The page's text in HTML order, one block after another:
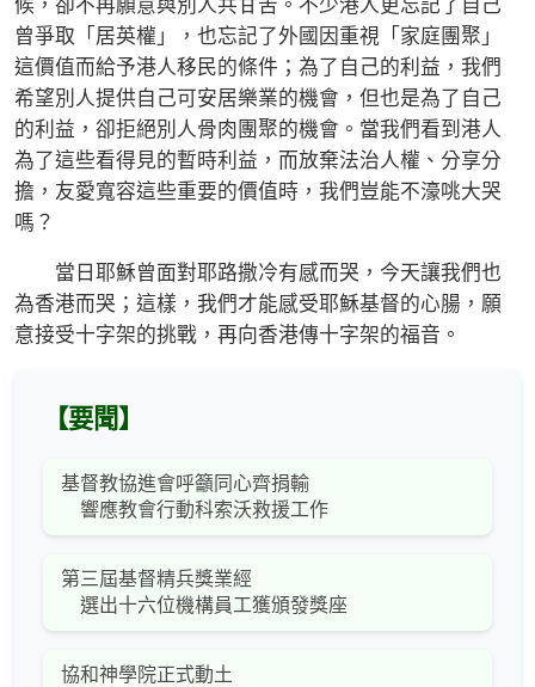
候，卻不再願意與別人共甘苦。不少港人更忘記了自己
曾爭取「居英權」，也忘記了外國因重視「家庭團聚」
這價值而給予港人移民的條件；為了自己的利益，我們
希望別人提供自己可安居樂業的機會，但也是為了自己
的利益，卻拒絕別人骨肉團聚的機會。當我們看到港人
為了這些看得見的暫時利益，而放棄法治人權、分享分
擔，友愛寬容這些重要的價值時，我們豈能不濠咷大哭
嗎？
當日耶穌曾面對耶路撒冷有感而哭，今天讓我們也
為香港而哭；這樣，我們才能感受耶穌基督的心腸，願
意接受十字架的挑戰，再向香港傳十字架的福音。
【要聞】
基督教協進會呼籲同心齊捐輸
響應教會行動科索沃救援工作
第三屆基督精兵獎業經
選出十六位機構員工獲頒發獎座
協和神學院正式動土